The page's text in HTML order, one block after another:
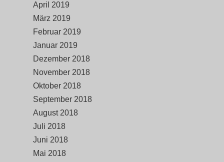
April 2019
März 2019
Februar 2019
Januar 2019
Dezember 2018
November 2018
Oktober 2018
September 2018
August 2018
Juli 2018
Juni 2018
Mai 2018